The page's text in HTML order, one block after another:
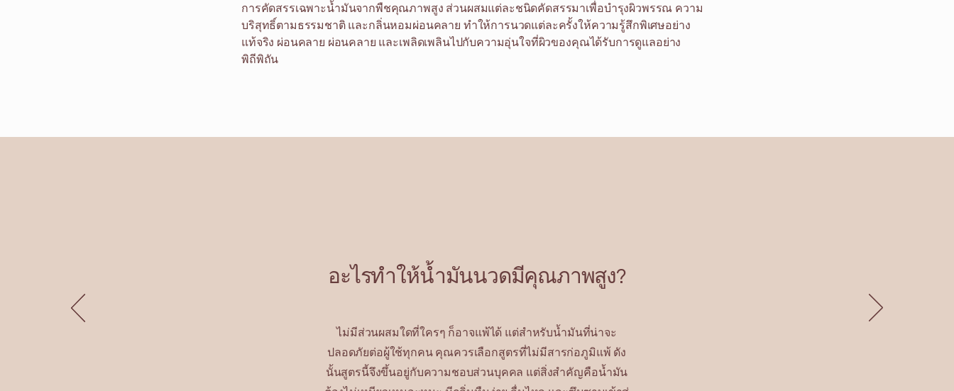
การคัดสรรเฉพาะน้ำมันจากพืชคุณภาพสูง ส่วนผสมแต่ละชนิดคัดสรรมาเพื่อบำรุงผิวพรรณ ความ
บริสุทธิ์ตามธรรมชาติ และกลิ่นหอมผ่อนคลาย ทำให้การนวดแต่ละครั้งให้ความรู้สึกพิเศษอย่าง
แท้จริง ผ่อนคลาย ผ่อนคลาย และเพลิดเพลินไปกับความอุ่นใจที่ผิวของคุณได้รับการดูแลอย่าง
พิถีพิถัน
อะไรทำให้น้ำมันนวดมีคุณภาพสูง?
ไม่มีส่วนผสมใดที่ใครๆ ก็อาจแพ้ได้ แต่สำหรับน้ำมันที่น่าจะ
ปลอดภัยต่อผู้ใช้ทุกคน คุณควรเลือกสูตรที่ไม่มีสารก่อภูมิแพ้ ดัง
นั้นสูตรนี้จึงขึ้นอยู่กับความชอบส่วนบุคคล แต่สิ่งสำคัญคือน้ำมัน